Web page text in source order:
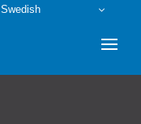
Swedish